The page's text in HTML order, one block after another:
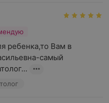
ребенка,то Вам в
самый